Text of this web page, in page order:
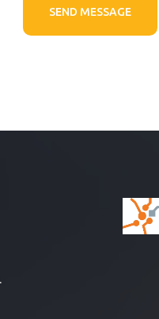
SEND MESSAGE